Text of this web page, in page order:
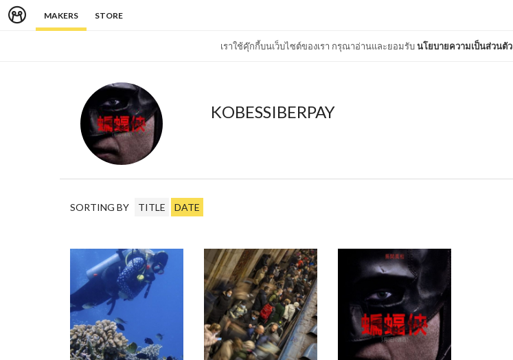
MAKERS STORE
เราใช้คุ๊กกี้บนเว็บไซต์ของเรา กรุณาอ่านและยอมรับนโยบายความเป็นส่วนตัว
KOBESSIBERPAY
SORTING BY TITLE DATE